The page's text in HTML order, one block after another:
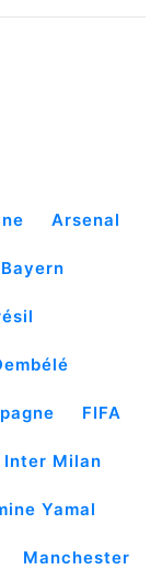
Arsenal
Bayern
FIFA
Inter Milan
Yamal
Manchester